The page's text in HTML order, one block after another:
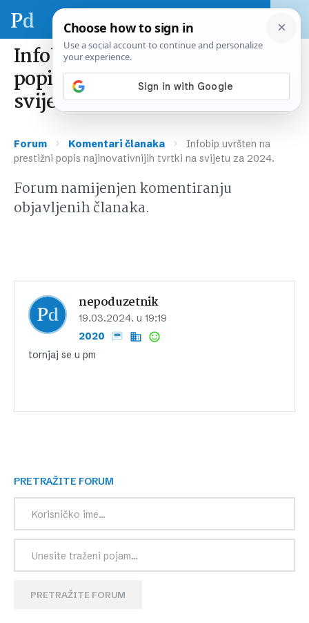
Infobip uvršten na prestižni
popis najinovativnijih tvrtki na
svijetu za 2024.
Forum › Komentari članaka ›
Infobip uvršten na
prestižni popis najinovativnijih tvrtki na svijetu za 2024.
Forum namijenjen komentiranju
objavljenih članaka.
nepoduzetnik
19.03.2024. u 19:19
2020
tornjaj se u pm
PRETRAŽITE FORUM
PRETRAŽITE FORUM